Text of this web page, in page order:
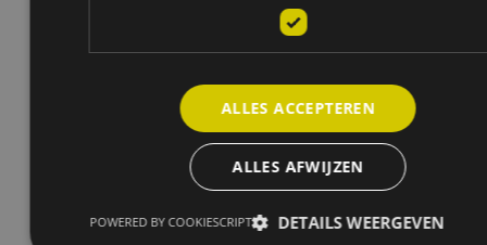
ALLES ACCEPTEREN
ALLES AFWIJZEN
DETAILS WEERGEVEN
POWERED BY COOKIESCRIPT